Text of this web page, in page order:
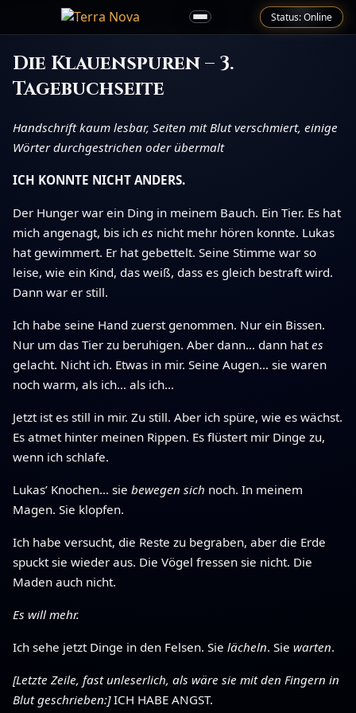
Status: Online
Die Klauenspuren – 3.
Tagebuchseite
Handschrift kaum lesbar, Seiten mit Blut verschmiert, einige
Wörter durchgestrichen oder übermalt
ICH KONNTE NICHT ANDERS.
Der Hunger war ein Ding in meinem Bauch. Ein Tier. Es hat
mich angenagt, bis ich es nicht mehr hören konnte. Lukas
hat gewimmert. Er hat gebettelt. Seine Stimme war so
leise, wie ein Kind, das weiß, dass es gleich bestraft wird.
Dann war er still.
Ich habe seine Hand zuerst genommen. Nur ein Bissen.
Nur um das Tier zu beruhigen. Aber dann… dann hat es
gelacht. Nicht ich. Etwas in mir. Seine Augen… sie waren
noch warm, als ich… als ich…
Jetzt ist es still in mir. Zu still. Aber ich spüre, wie es wächst.
Es atmet hinter meinen Rippen. Es flüstert mir Dinge zu,
wenn ich schlafe.
Lukas’ Knochen… sie bewegen sich noch. In meinem
Magen. Sie klopfen.
Ich habe versucht, die Reste zu begraben, aber die Erde
spuckt sie wieder aus. Die Vögel fressen sie nicht. Die
Maden auch nicht.
Es will mehr.
Ich sehe jetzt Dinge in den Felsen. Sie lächeln. Sie warten.
[Letzte Zeile, fast unleserlich, als wäre sie mit den Fingern in
Blut geschrieben:]ICH HABE ANGST.